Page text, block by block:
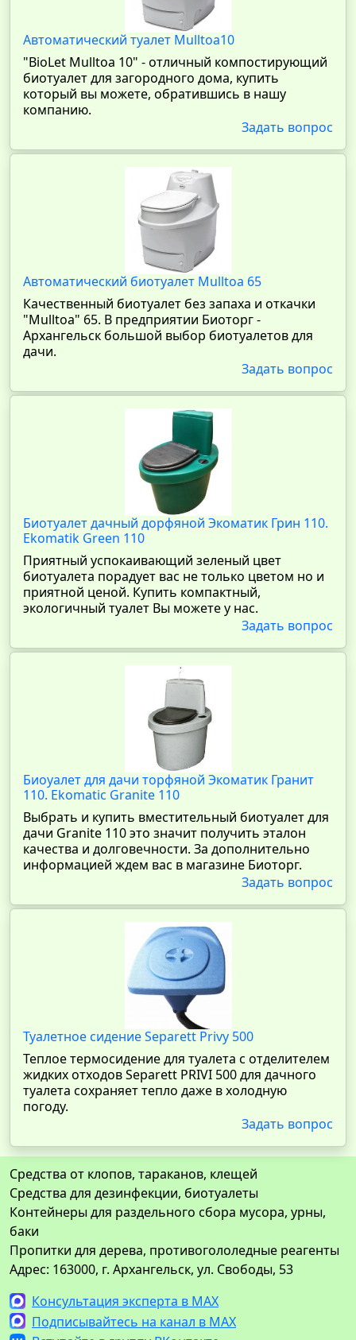
Автоматический туалет Mulltoa10
"BioLet Mulltoa 10" - отличный компостирующий
биотуалет для загородного дома, купить
который вы можете, обратившись в нашу
компанию.
Задать вопрос
Автоматический биотуалет Mulltoa 65
Качественный биотуалет без запаха и откачки
"Mulltoa" 65. В предприятии Биоторг -
Архангельск большой выбор биотуалетов для
дачи.
Задать вопрос
Биотуалет дачный дорфяной Экоматик Грин 110.
Ekomatik Green 110
Приятный успокаивающий зеленый цвет
биотуалета порадует вас не только цветом но и
приятной ценой. Купить компактный,
экологичный туалет Вы можете у нас.
Задать вопрос
Биоуалет для дачи торфяной Экоматик Гранит
110. Ekomatic Granite 110
Выбрать и купить вместительный биотуалет для
дачи Granite 110 это значит получить эталон
качества и долговечности. За дополнительно
информацией ждем вас в магазине Биоторг.
Задать вопрос
Туалетное сидение Separett Privy 500
Теплое термосидение для туалета с отделителем
жидких отходов Separett PRIVI 500 для дачного
туалета сохраняет тепло даже в холодную
погоду.
Задать вопрос
Средства от клопов, тараканов, клещей
Средства для дезинфекции, биотуалеты
Контейнеры для раздельного сбора мусора, урны,
баки
Пропитки для дерева, противогололедные реагенты
Адрес: 163000, г. Архангельск, ул. Свободы, 53
Консультация эксперта в MAX
Подписывайтесь на канал в MAX